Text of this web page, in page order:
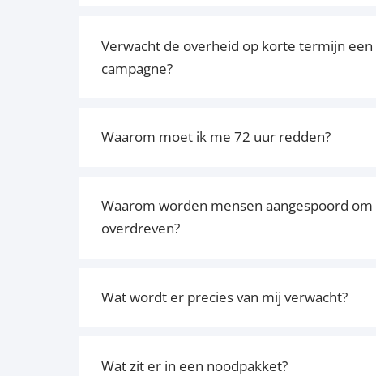
Verwacht de overheid op korte termijn
campagne?
Waarom moet ik me 72 uur redden?
Waarom worden mensen aangespoord
overdreven?
Wat wordt er precies van mij verwacht?
Wat zit er in een noodpakket?